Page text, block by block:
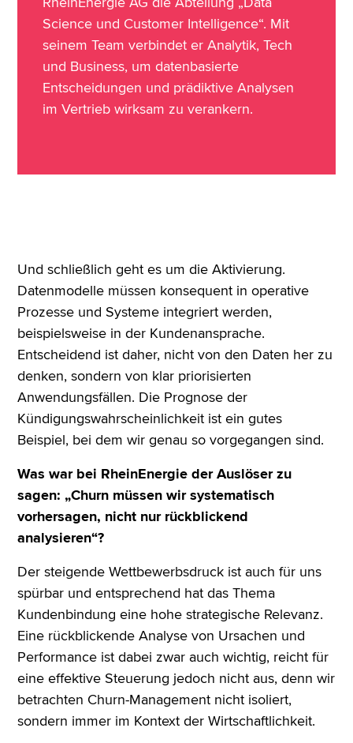
Science und Customer Intelligence“. Mit
seinem Team verbindet er Analytik, Tech
und Business, um datenbasierte
Entscheidungen und prädiktive Analysen
im Vertrieb wirksam zu verankern.
Und schließlich geht es um die Aktivierung.
Datenmodelle müssen konsequent in operative
Prozesse und Systeme integriert werden,
beispielsweise in der Kundenansprache.
Entscheidend ist daher, nicht von den Daten her zu
denken, sondern von klar priorisierten
Anwendungsfällen. Die Prognose der
Kündigungswahrscheinlichkeit ist ein gutes
Beispiel, bei dem wir genau so vorgegangen sind.
Was war bei RheinEnergie der Auslöser zu
sagen: „Churn müssen wir systematisch
vorhersagen, nicht nur rückblickend
analysieren“?
Der steigende Wettbewerbsdruck ist auch für uns
spürbar und entsprechend hat das Thema
Kundenbindung eine hohe strategische Relevanz.
Eine rückblickende Analyse von Ursachen und
Performance ist dabei zwar auch wichtig, reicht für
eine effektive Steuerung jedoch nicht aus, denn wir
betrachten Churn-Management nicht isoliert,
sondern immer im Kontext der Wirtschaftlichkeit.